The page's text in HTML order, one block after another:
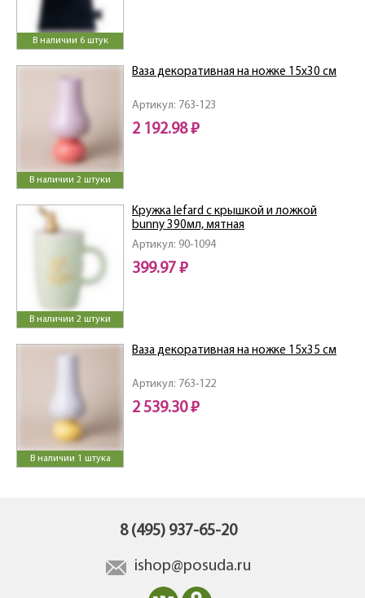
В наличии 6 штук
В наличии 2 штуки
Артикул: 763-123
Ваза декоративная на ножке 15х30 см
2 192.98 ₽
В наличии 2 штуки
Артикул: 90-1094
Кружка lefard с крышкой и ложкой
bunny 390мл, мятная
399.97 ₽
В наличии 1 штука
Артикул: 763-122
Ваза декоративная на ножке 15х35 см
2 539.30 ₽
8 (495) 937-65-20
ishop@posuda.ru